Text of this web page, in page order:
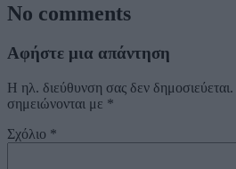
No comments
Αφήστε μια απάντηση
Η ηλ. διεύθυνση σας δεν δημοσιεύεται.
σημειώνονται με *
Σχόλιο *